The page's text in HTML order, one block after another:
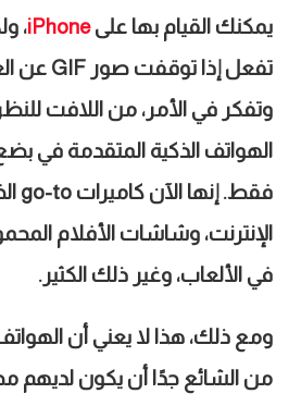
يمكنك القيام بها علىiPhone ،
تفعل إذا توقفت صور
عن
وتفكر في الأمر، من اللافت
الهواتف الذكية المتقدمة في
فقط. إنها الآن كاميرات
الإنترنت، وشاشات الأفلام
في الألعاب، وغير ذلك الكثير .
ومع ذلك، هذا لا يعني أن الهواتف
من الشائع جدًا أن يكون لديهم